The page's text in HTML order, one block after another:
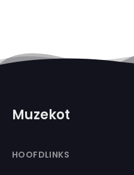
Muzekot
HOOFDLINKS